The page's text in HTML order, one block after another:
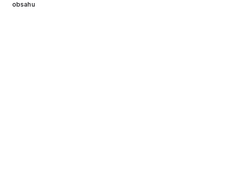
obsahu